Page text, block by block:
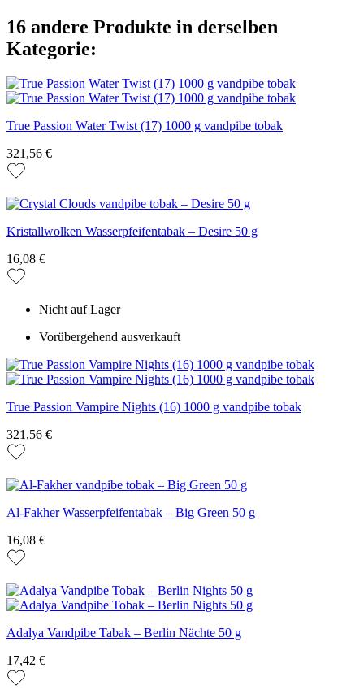
16 andere Produkte in derselben
Kategorie:
True Passion Water Twist (17) 1000 g vandpibe tobak
321,56 €
Kristallwolken Wasserpfeifentabak – Desire 50 g
16,08 €
Nicht auf Lager
Vorübergehend ausverkauft
True Passion Vampire Nights (16) 1000 g vandpibe tobak
321,56 €
Al-Fakher Wasserpfeifentabak – Big Green 50 g
16,08 €
Adalya Vandpibe Tabak – Berlin Nächte 50 g
17,42 €